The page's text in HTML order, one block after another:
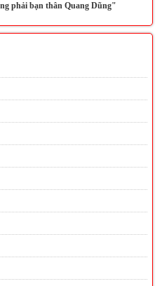
phải bạn thân Quang Dũng"